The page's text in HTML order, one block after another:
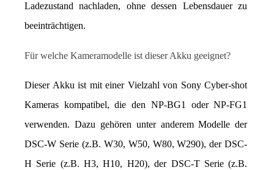
Ladezustand nachladen, ohne dessen Lebensdauer zu
beeinträchtigen.
Für welche Kameramodelle ist dieser Akku geeignet?
Dieser Akku ist mit einer Vielzahl von Sony Cyber-shot
Kameras kompatibel, die den NP-BG1 oder NP-FG1
verwenden. Dazu gehören unter anderem Modelle der
DSC-W Serie (z.B. W30, W50, W80, W290), der DSC-
H Serie (z.B. H3, H10, H20), der DSC-T Serie (z.B.